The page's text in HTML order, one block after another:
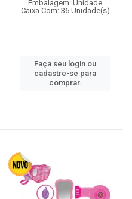
Embalagem: Unidade
Caixa Com: 36 Unidade(s)
Faça seu login ou
cadastre-se para
comprar.